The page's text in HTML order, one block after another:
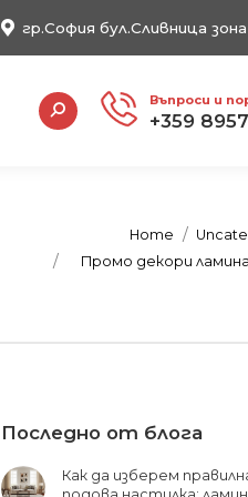
гр.София бул.Сливница
Search: Въпроси и
+359
Home
Промо декори
Последно от блога
Как да изберем